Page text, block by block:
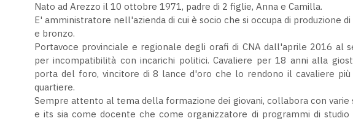
Nato ad Arezzo il 10 ottobre 1971, padre di 2 figlie, Anna e Camilla.
E' amministratore nell'azienda di cui è socio che si occupa di produzione
e bronzo.
Portavoce provinciale e regionale degli orafi di CNA dall'aprile 2016 al
per incompatibilità con incarichi politici. Cavaliere per 18 anni alla
porta del foro, vincitore di 8 lance d'oro che lo rendono il cavaliere
quartiere.
Sempre attento al tema della formazione dei giovani, collabora con varie
e its sia come docente che come organizzatore di programmi di